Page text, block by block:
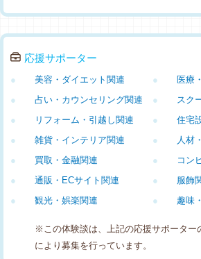
応援サポーター
美容・ダイエット関連
● 医療
●
占い・カウンセリング関連
● スク
●
リフォーム・引越し関連
● 住宅
●
雑貨・インテリア関連
● 人材
●
買取・金融関連
● コン
●
通販・ECサイト関連
● 服飾
●
観光・娯楽関連
● 趣味
●
※この体験談は、上記の応援サポーター
により募集を行っています。